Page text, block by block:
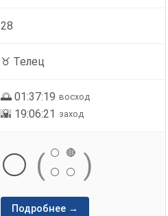
28
♉ Телец
🌅 01:37:19 восход
🌇 19:06:21 заход
⚪ ( ⚪
🔴
⚪
⚪ )
Подробнее →